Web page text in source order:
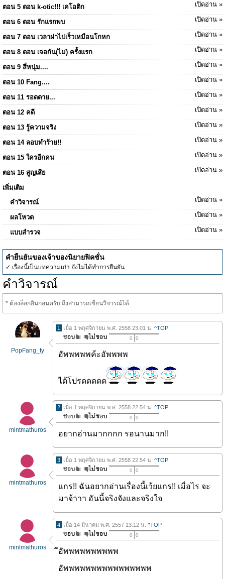
ตอน 5 ตอน k-otic!!! เคโอติก เปิดอ่าน »
ตอน 6 ตอน รักแรกพบ เปิดอ่าน »
ตอน 7 ตอน เวลาผ่าไปเร็วเหมือนโกหก เปิดอ่าน »
ตอน 8 ตอน เจอกัน(ไม่) ครั้งแรก เปิดอ่าน »
ตอน 9 สี่หนุ่ม.... เปิดอ่าน »
ตอน 10 Fang.... เปิดอ่าน »
ตอน 11 รอดตาย... เปิดอ่าน »
ตอน 12 คดี เปิดอ่าน »
ตอน 13 รู้ความจริง เปิดอ่าน »
ตอน 14 ลอบทำร้าย!! เปิดอ่าน »
ตอน 15 ใครอีกคน เปิดอ่าน »
ตอน 16 สูญเสีย เปิดอ่าน »
เพิ่มเติม
คำวิจารณ์
เปิดอ่าน »
ผลโหวต เปิดอ่าน »
แบบสำรวจ เปิดอ่าน »
คำยืนยันของเจ้าของนิยายฟิคชั่น
✓ เรื่องนี้เป็นบทความเก่า ยังไม่ได้ทำการยืนยัน
คำวิจารณ์
* ต้องล็อกอินก่อนครับ ถึงสามารถเขียนวิจารณ์ได้
PopFang_ty
1 เมื่อ 1 พฤศจิกายน พ.ศ. 2558 23.01 น. ^TOP
0 0
อัพพพพพค้ะอัพพพพ
ได้โปรดดดดด
mintmathuros
2 เมื่อ 1 พฤศจิกายน พ.ศ. 2558 22.54 น. ^TOP
0 0
อยากอ่านมากกกก รอนานมาก!!
mintmathuros
3 เมื่อ 1 พฤศจิกายน พ.ศ. 2558 22.54 น. ^TOP
0 0
แกร!! ฉันอยากอ่านเรื่องนี้เว้ยแกร!! เมื่อไร จะ
มาจ้าาา อันนี้จริงจังและจริงใจ
mintmathuros
4 เมื่อ 14 มีนาคม พ.ศ. 2557 13.12 น. ^TOP
0 0
ีอัพพพพพพพพพพ
อัพพพพพพพพพพพพพพพพ